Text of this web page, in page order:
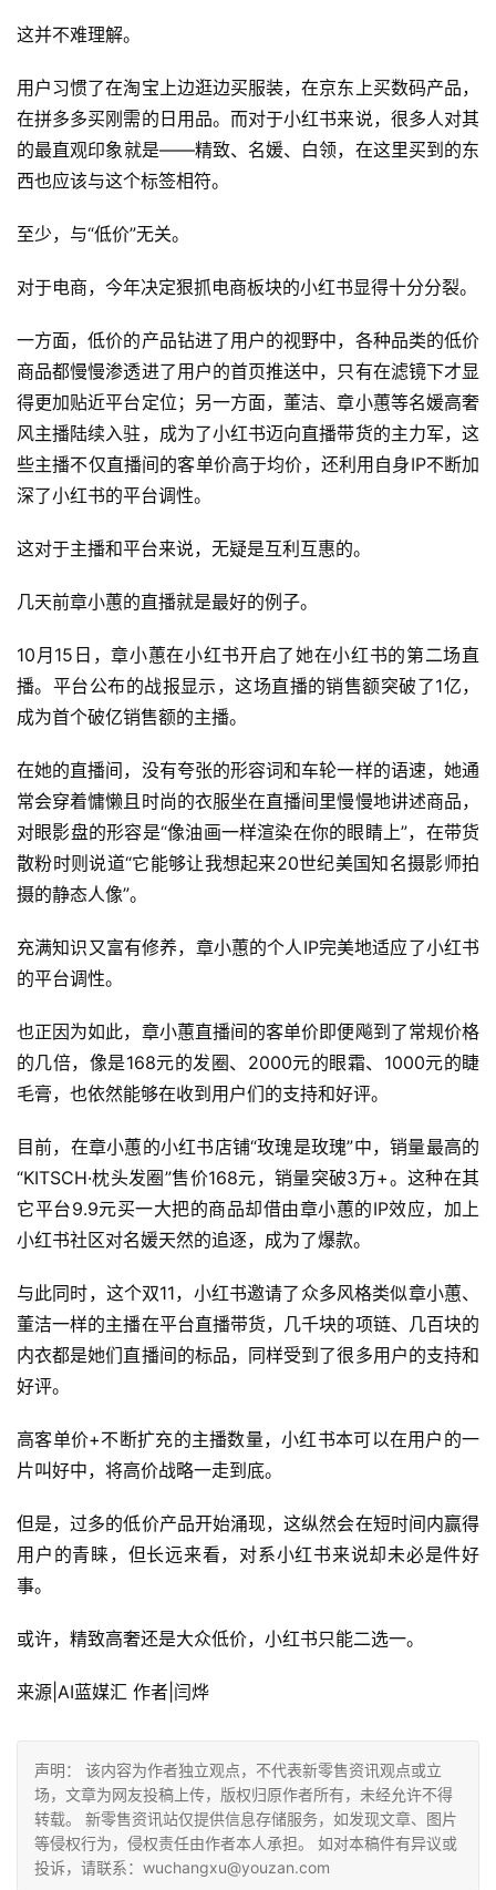
这并不难理解。
用户习惯了在淘宝上边逛边买服装，在京东上买数码产品，
在拼多多买刚需的日用品。而对于小红书来说，很多人对其
的最直观印象就是——精致、名媛、白领，在这里买到的东
西也应该与这个标签相符。
至少，与“低价”无关。
对于电商，今年决定狠抓电商板块的小红书显得十分分裂。
一方面，低价的产品钻进了用户的视野中，各种品类的低价
商品都慢慢渗透进了用户的首页推送中，只有在滤镜下才显
得更加贴近平台定位；另一方面，董洁、章小蕙等名媛高奢
风主播陆续入驻，成为了小红书迈向直播带货的主力军，这
些主播不仅直播间的客单价高于均价，还利用自身IP不断加
深了小红书的平台调性。
这对于主播和平台来说，无疑是互利互惠的。
几天前章小蕙的直播就是最好的例子。
10月15日，章小蕙在小红书开启了她在小红书的第二场直
播。平台公布的战报显示，这场直播的销售额突破了1亿，
成为首个破亿销售额的主播。
在她的直播间，没有夸张的形容词和车轮一样的语速，她通
常会穿着慵懒且时尚的衣服坐在直播间里慢慢地讲述商品，
对眼影盘的形容是“像油画一样渲染在你的眼睛上”，在带货
散粉时则说道“它能够让我想起来20世纪美国知名摄影师拍
摄的静态人像”。
充满知识又富有修养，章小蕙的个人IP完美地适应了小红书
的平台调性。
也正因为如此，章小蕙直播间的客单价即便飚到了常规价格
的几倍，像是168元的发圈、2000元的眼霜、1000元的睫
毛膏，也依然能够在收到用户们的支持和好评。
目前，在章小蕙的小红书店铺“玫瑰是玫瑰”中，销量最高的
“KITSCH·枕头发圈”售价168元，销量突破3万+。这种在其
它平台9.9元买一大把的商品却借由章小蕙的IP效应，加上
小红书社区对名媛天然的追逐，成为了爆款。
与此同时，这个双11，小红书邀请了众多风格类似章小蕙、
董洁一样的主播在平台直播带货，几千块的项链、几百块的
内衣都是她们直播间的标品，同样受到了很多用户的支持和
好评。
高客单价+不断扩充的主播数量，小红书本可以在用户的一
片叫好中，将高价战略一走到底。
但是，过多的低价产品开始涌现，这纵然会在短时间内赢得
用户的青睐，但长远来看，对系小红书来说却未必是件好
事。
或许，精致高奢还是大众低价，小红书只能二选一。
来源|AI蓝媒汇 作者|闫烨
声明： 该内容为作者独立观点，不代表新零售资讯观点或立
场，文章为网友投稿上传，版权归原作者所有，未经允许不得
转载。 新零售资讯站仅提供信息存储服务，如发现文章、图片
等侵权行为，侵权责任由作者本人承担。 如对本稿件有异议或
投诉，请联系：wuchangxu@youzan.com